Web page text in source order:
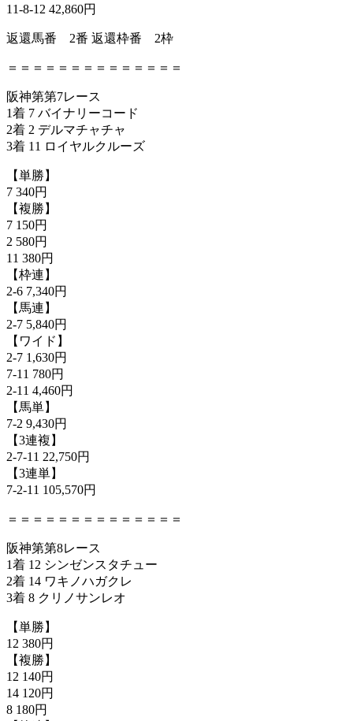
11-8-12 42,860円
返還馬番 2番 返還枠番 2枠
＝＝＝＝＝＝＝＝＝＝＝＝＝＝
阪神第第7レース
1着 7 バイナリーコード
2着 2 デルマチャチャ
3着 11 ロイヤルクルーズ
【単勝】
7 340円
【複勝】
7 150円
2 580円
11 380円
【枠連】
2-6 7,340円
【馬連】
2-7 5,840円
【ワイド】
2-7 1,630円
7-11 780円
2-11 4,460円
【馬単】
7-2 9,430円
【3連複】
2-7-11 22,750円
【3連単】
7-2-11 105,570円
＝＝＝＝＝＝＝＝＝＝＝＝＝＝
阪神第第8レース
1着 12 シンゼンスタチュー
2着 14 ワキノハガクレ
3着 8 クリノサンレオ
【単勝】
12 380円
【複勝】
12 140円
14 120円
8 180円